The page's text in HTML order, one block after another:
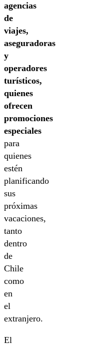
agencias
de
viajes,
aseguradoras
y
operadores
turísticos,
quienes
ofrecen
promociones
especiales
para
quienes
estén
planificando
sus
próximas
vacaciones,
tanto
dentro
de
Chile
como
en
el
extranjero.
El